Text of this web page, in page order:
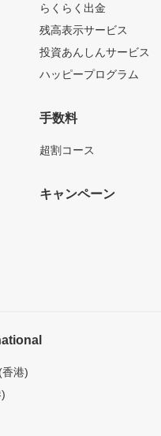
らくらく出金
残高表示サービス
投資あんしんサービス
ハッピープログラム
手数料
超割コース
キャンペーン
港)